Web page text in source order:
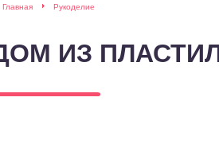
Главная Рукоделие
ИЗ